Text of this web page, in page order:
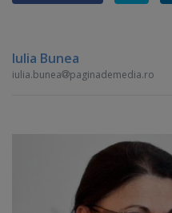
Iulia Bunea
iulia.bunea paginademedia.ro